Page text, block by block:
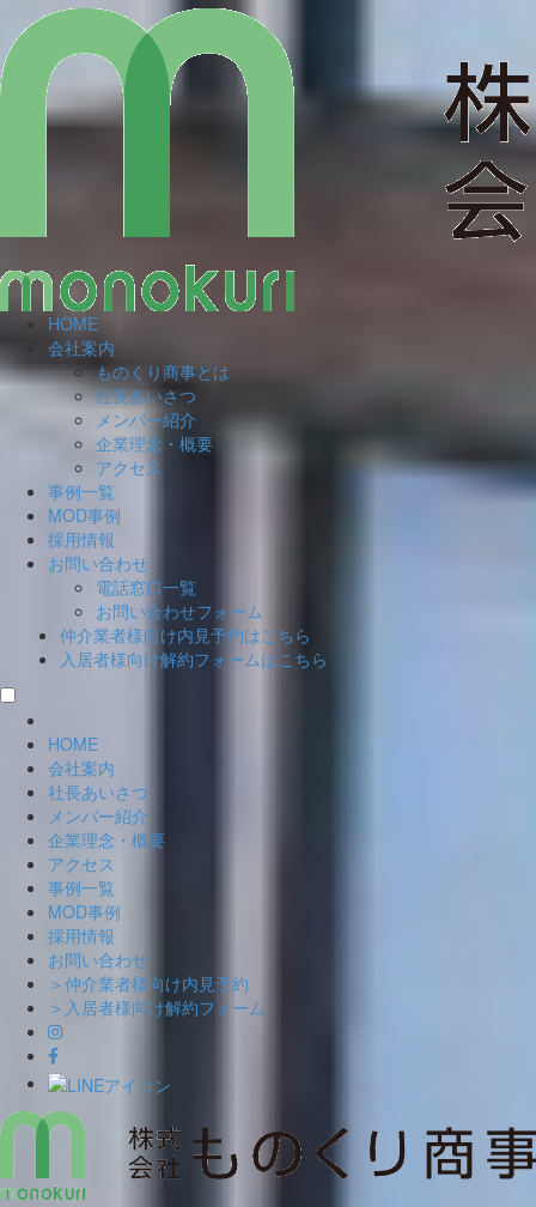
HOME
会社案内
ものくり商事とは
社長あいさつ
メンバー紹介
企業理念・概要
アクセス
事例一覧
MOD事例
採用情報
お問い合わせ
電話窓口一覧
お問い合わせフォーム
仲介業者様向け内見予約はこちら
入居者様向け解約フォームはこちら
HOME
会社案内
社長あいさつ
メンバー紹介
企業理念・概要
アクセス
事例一覧
MOD事例
採用情報
お問い合わせ
＞仲介業者様向け内見予約
＞入居者様向け解約フォーム